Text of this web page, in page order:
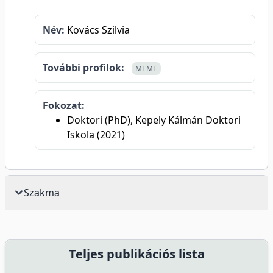
Név: Kovács Szilvia
További profilok: MTMT
Fokozat:
Doktori (PhD), Kepely Kálmán Doktori
Iskola (2021)
Szakma
Teljes publikációs lista